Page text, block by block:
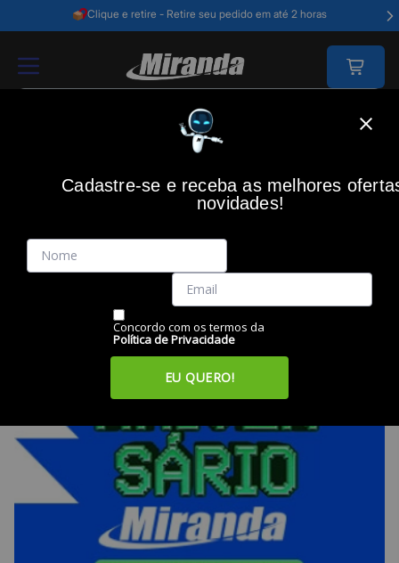
Clique e retire - Retire seu pedido em até 2 horas
EPSON
Cadastre-se e receba as melhores
novidades!
Concordo com os termos da
Política de Privacidade
EU QUERO!